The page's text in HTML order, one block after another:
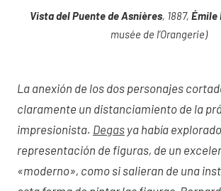
Vista del Puente de Asnières, 1887, Émile
musée de l’Orangerie)
La anexión de los dos personajes
claramente un distanciamiento de la
impresionista. Degas ya había
representación de figuras, de un
«moderno», como si salieran de una